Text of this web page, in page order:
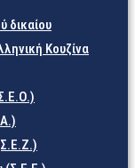
δικαίου
Κουζίνα